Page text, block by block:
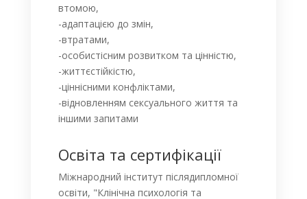
втомою,
-адаптацією до змін,
-втратами,
-особистісним розвитком та цінністю,
-життєстійкістю,
-ціннісними конфліктами,
-відновленням сексуального життя та
іншими запитами
Освіта та сертифікації
Міжнародний інститут післядипломної
освіти, "Клінічна психологія та